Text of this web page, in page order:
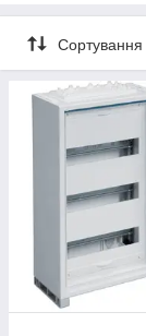
Технічні
Тип
утоплена
Струм
Ступінь
Клас ізоляції: II,
Матеріал:
Колір: білий
Місткість: від
Варіанти
Ширина: від 300
Висота: від 500
Сортування